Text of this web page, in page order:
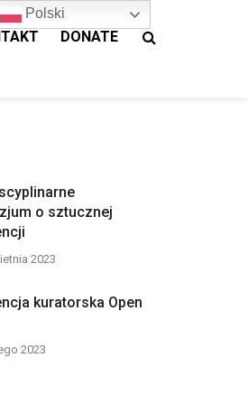
DONATE
o sztucznej
2023
kuratorska Open
2023
Polski